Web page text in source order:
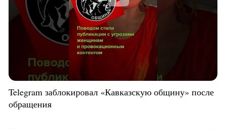
Telegram заблокировал «Кавказскую общину» после
обращения